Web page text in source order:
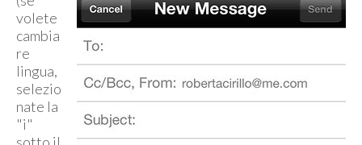
volete
cambia
re
lingua,
selezio
nate la
"i"